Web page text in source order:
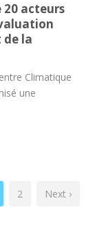
20 acteurs
de la
Climatique
une
2 Next ›